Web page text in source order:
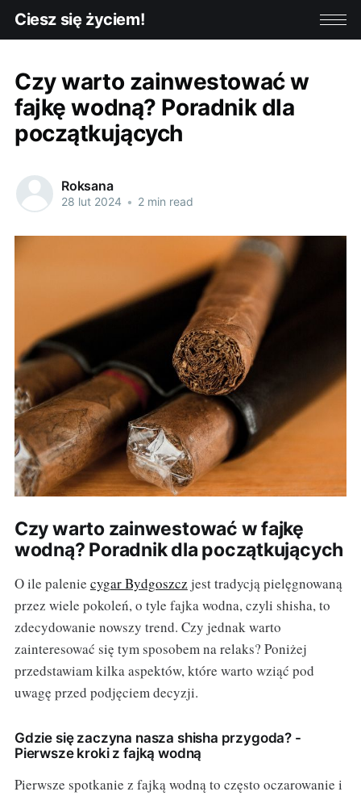
Ciesz się życiem!
Czy warto zainwestować w
fajkę wodną? Poradnik dla
początkujących
Roksana
28 lut 2024 • 2 min read
Czy warto zainwestować w fajkę
wodną? Poradnik dla początkujących
O ile palenie cygar Bydgoszcz jest tradycją pielęgnowaną
przez wiele pokoleń, o tyle fajka wodna, czyli shisha, to
zdecydowanie nowszy trend. Czy jednak warto
zainteresować się tym sposobem na relaks? Poniżej
przedstawiam kilka aspektów, które warto wziąć pod
uwagę przed podjęciem decyzji.
Gdzie się zaczyna nasza shisha przygoda? -
Pierwsze kroki z fajką wodną
Pierwsze spotkanie z fajką wodną to często oczarowanie i